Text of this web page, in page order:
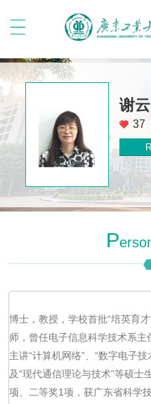
谢
37
P
博士，教授，学校首批“培英育
师，曾任电子信息科学技术系主
主讲“计算机网络”、“数字电子
及“现代通信理论与技术”等硕士
项、二等奖1项，获广东省科学